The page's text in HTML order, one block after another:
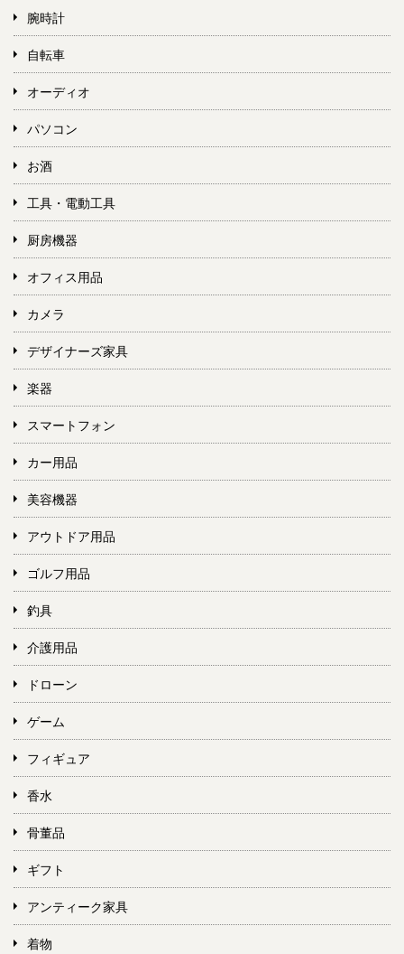
腕時計
自転車
オーディオ
パソコン
お酒
工具・電動工具
厨房機器
オフィス用品
カメラ
デザイナーズ家具
楽器
スマートフォン
カー用品
美容機器
アウトドア用品
ゴルフ用品
釣具
介護用品
ドローン
ゲーム
フィギュア
香水
骨董品
ギフト
アンティーク家具
着物